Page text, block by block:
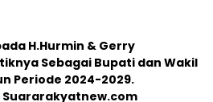
H.Hurmin & Gerry
Sebagai Bupati dan Wakil
Periode 2024-2029.
Suararakyatnew.com